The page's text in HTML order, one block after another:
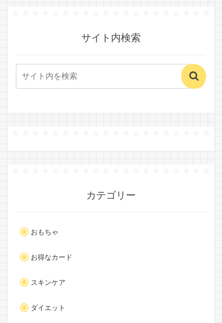
サイト内検索
カテゴリー
おもちゃ
お得なカード
スキンケア
ダイエット